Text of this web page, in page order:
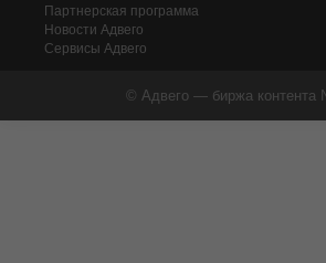
Партнерская программа
Новости Адвего
Сервисы Адвего
© Адвего — биржа контента